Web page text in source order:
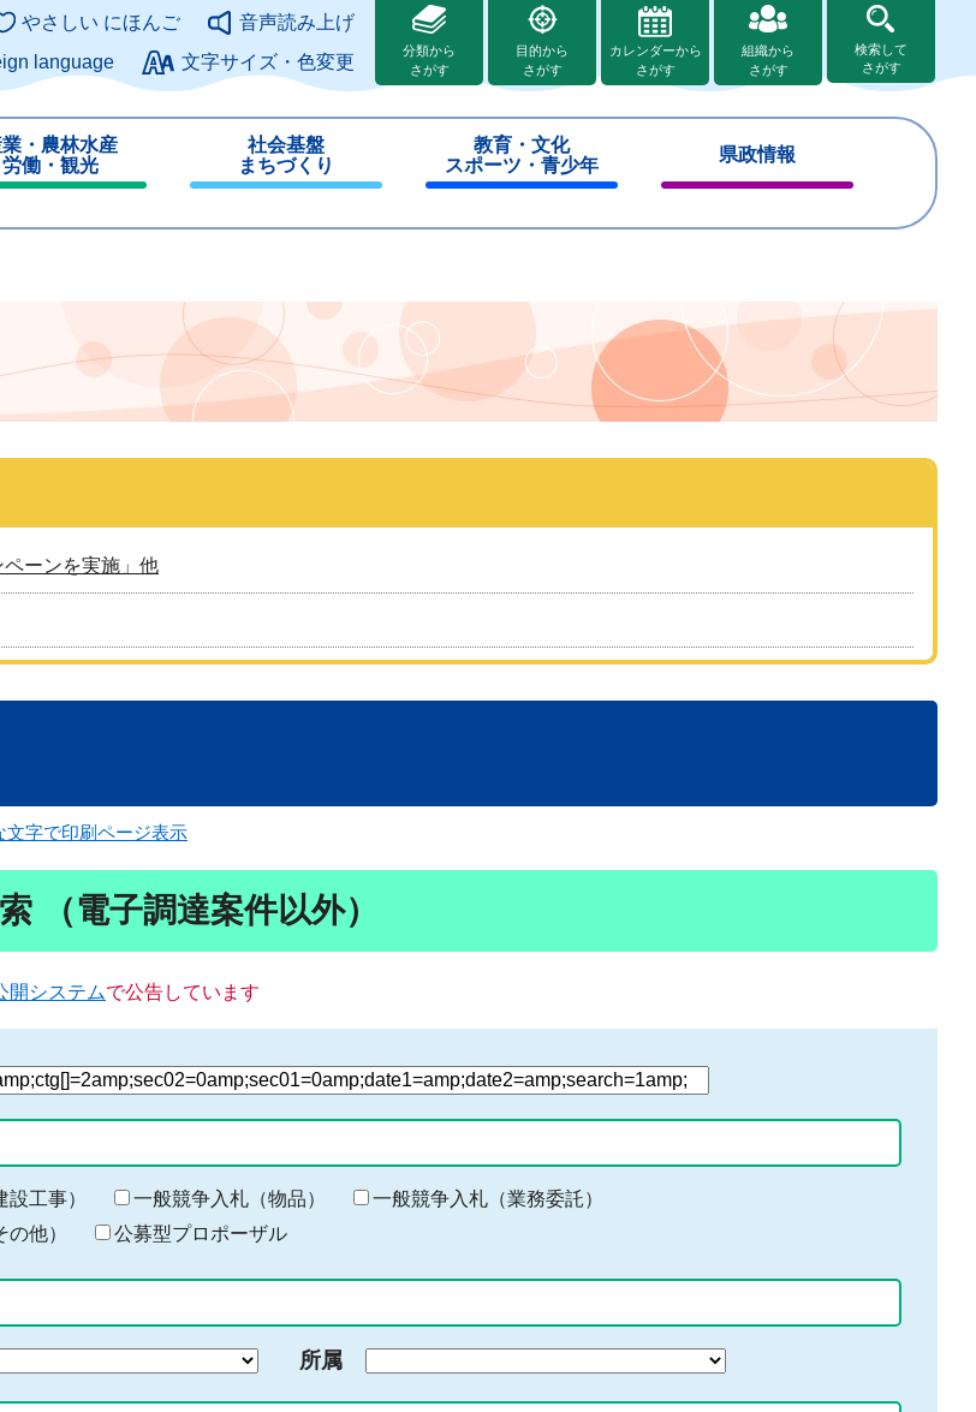
このページの本文へ
やさしい にほんご
音声読み上げ
language
文字サイズ・色変更
分類から
さがす
目的から
さがす
カレンダーから
さがす
組織から
さがす
検索して
さがす
業・農林水産
労働・観光
社会基盤
まちづくり
じ
教育・文化
スポーツ・青少年
じ
県政情報
じ
ーンを実施」他
文字で印刷ページ表示
（電子調達案件以外）
開システムで公告しています
工事） 一般競争入札（物品）
一般競争入札（業務委託）
他）
公募型プロポーザル
所属